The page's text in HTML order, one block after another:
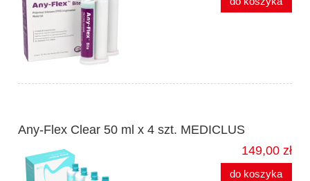
Any-Flex Clear 50 ml x 4 szt. MEDICLUS
149,00 zł
do koszyka